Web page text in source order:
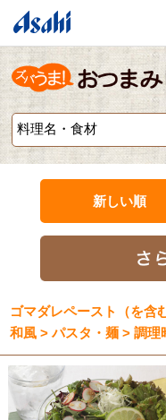
新しい順
ゴマダレペースト（を含
和風 > パスタ・麺 > 調